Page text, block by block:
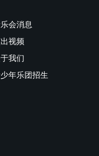
会消息
视频
我们
年乐团招生